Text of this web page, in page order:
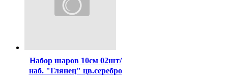
Набор шаров 10см 02шт/
наб. "Глянец" цв.серебро